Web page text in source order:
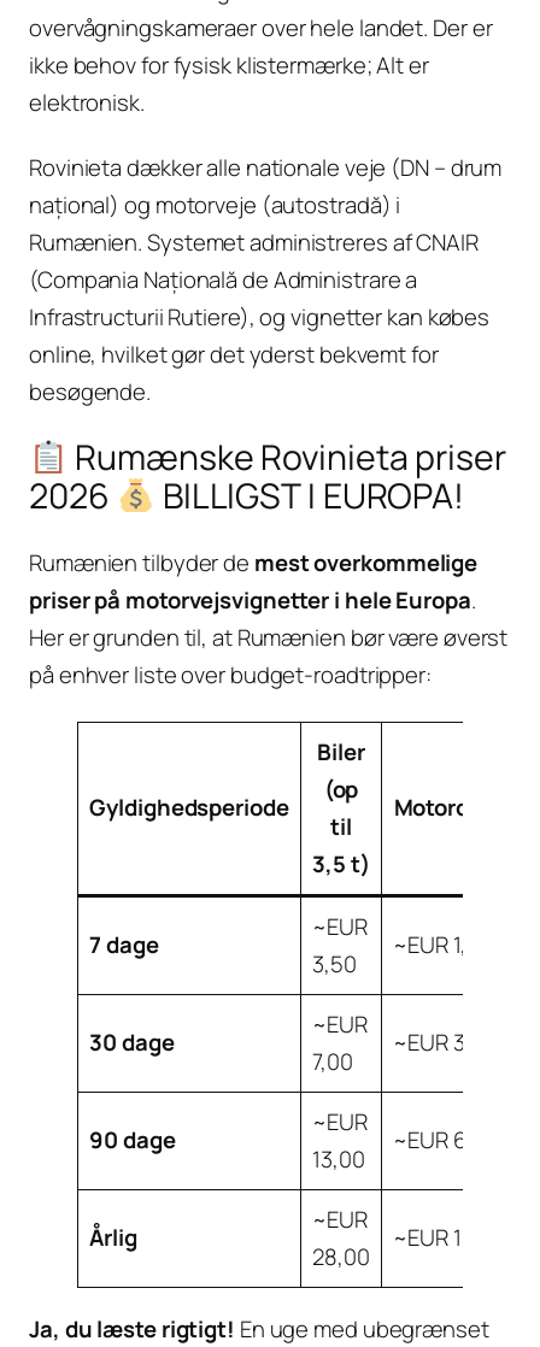
overvågningskameraer over hele landet. Der er
ikke behov for fysisk klistermærke; Alt er
elektronisk.
Rovinieta dækker alle nationale veje (DN – drum
național) og motorveje (autostradă) i
Rumænien. Systemet administreres af CNAIR
(Compania Națională de Administrare a
Infrastructurii Rutiere), og vignetter kan købes
online, hvilket gør det yderst bekvemt for
besøgende.
Rumænske Rovinieta priser
2026
BILLIGST I EUROPA!
Rumænien tilbyder de mest overkommelige
priser på motorvejsvignetter i hele Europa.
Her er grunden til, at Rumænien bør være øverst
på enhver liste over budget-roadtripper:
Gyldighedsperiode
Biler
(op
til
3,5 t)
Motorcykler
7 dage
~EUR
3,50
~EUR 1,80
30 dage
~EUR
7,00
~EUR 3,50
90 dage
~EUR
13,00
~EUR 6,50
Årlig
~EUR
28,00
~EUR 14,00
Ja, du læste rigtigt! En uge med ubegrænset